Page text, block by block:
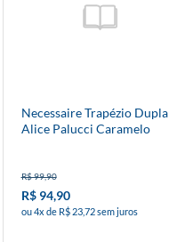
Necessaire Trapézio Dupla
Alice Palucci Caramelo
R$ 99,90
R$ 94,90
ou 4x de R$ 23,72 sem juros